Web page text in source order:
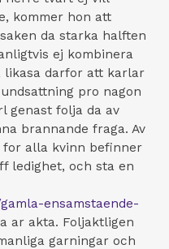
kommer hon att
da starka halften
ej kombinera
likasa darfor att karlar
pro nagon
genast folja da av
brannande fraga. Av
for alla kvinn befinner
ledighet, och sta en
ensamstaende-
ar akta. Foljaktligen
garningar och